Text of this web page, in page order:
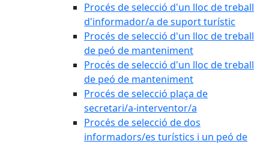
Procés de selecció d'un lloc de treball
d'informador/a de suport turístic
Procés de selecció d'un lloc de treball
de peó de manteniment
Procés de selecció d'un lloc de treball
de peó de manteniment
Procés de selecció plaça de
secretari/a-interventor/a
Procés de selecció de dos
informadors/es turístics i un peó de